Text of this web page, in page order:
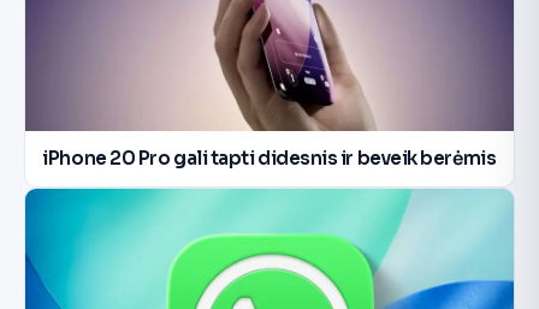
iPhone 20 Pro gali tapti didesnis ir beveik berėmis